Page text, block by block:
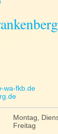
wa-fkb.de
Montag,
Freitag